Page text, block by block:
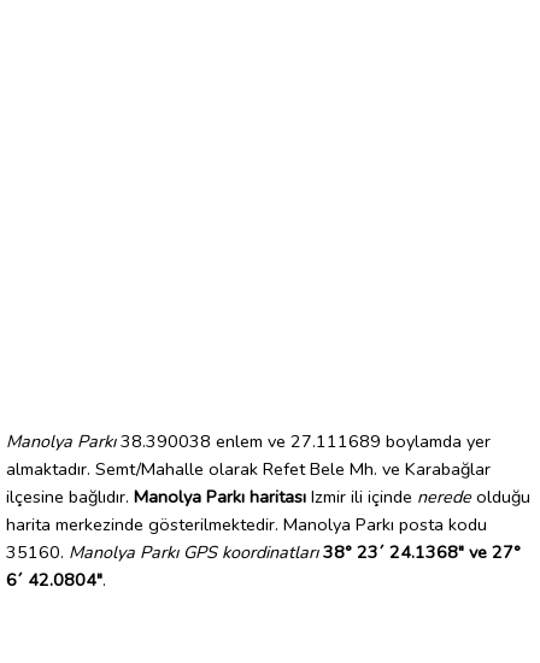
Manolya Parkı38.390038 enlem ve 27.111689 boylamda yer
almaktadır. Semt/Mahalle olarak Refet Bele Mh. ve Karabağlar
ilçesine bağlıdır. Manolya Parkı haritası Izmir ili içinde nerede olduğu
harita merkezinde gösterilmektedir. Manolya Parkı posta kodu
35160. Manolya Parkı GPS koordinatları 38° 23´ 24.1368" ve 27°
6´ 42.0804".